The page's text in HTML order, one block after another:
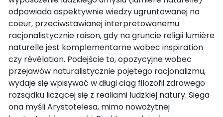
odpowiada aspektywnie wiedzy ugruntowanej na
coeur, przeciwstawianej interpretowanemu
racjonalistycznie raison, gdy na gruncie religii lumière
naturelle jest komplementarne wobec inspiration
czy révélation. Podejście to, opozycyjne wobec
przejawów naturalistycznie pojętego racjonalizmu,
wydaje się wpisywać w długi ciąg filozofii zdrowego
rozsądku liczącej się z realiami ludzkiej natury. Sięga
ona myśli Arystotelesa, mimo nowożytnej